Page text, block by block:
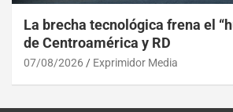
La brecha tecnológica frena el
de Centroamérica y RD
07/08/2026 Exprimidor Media